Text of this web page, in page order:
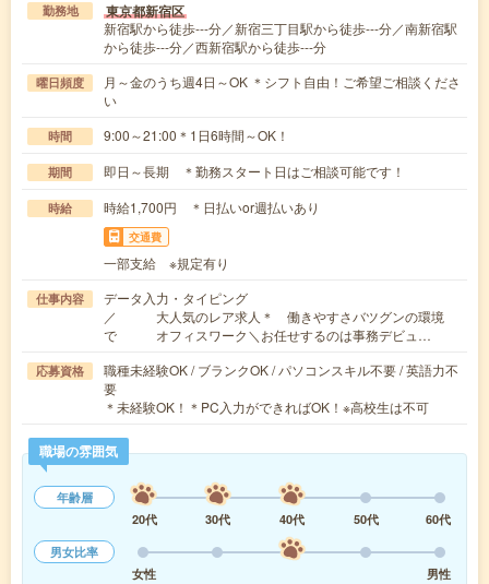
勤務地 東京都新宿区
新宿駅から徒歩---分／新宿三丁目駅から徒歩---分／南新宿駅
から徒歩---分／西新宿駅から徒歩---分
曜日頻度
月～金のうち週4日～OK ＊シフト自由！ご希望ご相談くださ
い
時間 9:00～21:00＊1日6時間～OK！
期間 即日～長期 ＊勤務スタート日はご相談可能です！
時給 時給1,700円 ＊日払いor週払いあり
交通費
一部支給 ※規定有り
仕事内容
データ入力・タイピング
／ 大人気のレア求人＊ 働きやすさバツグンの環境
で オフィスワーク＼お任せするのは事務デビュ…
応募資格
職種未経験OK / ブランクOK / パソコンスキル不要 / 英語力不
要
＊未経験OK！＊PC入力ができればOK！※高校生は不可
職場の雰囲気
年齢層
20代
30代 40代 50代
60代
男女比率
女性
男性